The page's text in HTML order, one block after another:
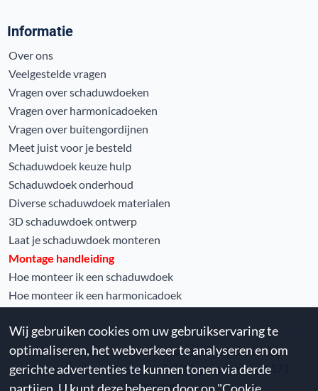
Informatie
Over ons
Veelgestelde vragen
Vragen over schaduwdoeken
Vragen over harmonicadoeken
Vragen over buitengordijnen
Meet juist voor je besteld
Schaduwdoek keuze hulp
Schaduwdoek onderhoud
Diverse schaduwdoek materialen
3D schaduwdoek ontwerp
Laat je schaduwdoek monteren
Montage handleiding
Hoe monteer ik een schaduwdoek
Hoe monteer ik een harmonicadoek
De waardering van www.schaduwdoekkeuze.nl bij
WebwinkelKeur Reviewsis 8.7/10 gebaseerd op 1571
reviews.
Wij gebruiken cookies om uw gebruikservaring te
optimaliseren, het webverkeer te analyseren en om
gerichte advertenties te kunnen tonen via derde